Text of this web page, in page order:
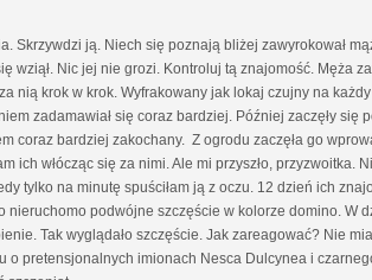
Skrzywdzi ją. Niech się poznają bliżej zawyrokował
Nic jej nie grozi. Kontroluj tą znajomość. Męża
nią krok w krok. Wyfrakowany jak lokaj czujny na każdy
zadamawiał się coraz bardziej. Później zaczęły się
coraz bardziej zakochany. Z ogrodu zaczęła go
ich włócząc się za nimi. Ale mi przyszło, przyzwoitka.
tylko na minutę spuściłam ją z oczu. 12 dzień ich
nieruchomo podwójne szczęście w kolorze domino. W
Tak wyglądało szczęście. Jak zareagować? Nie
o pretensjonalnych imionach Nesca Dulcynea i